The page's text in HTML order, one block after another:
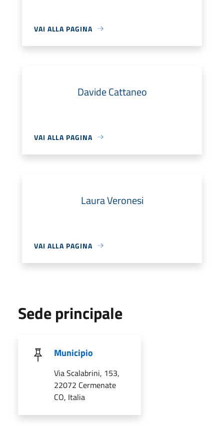
VAI ALLA PAGINA
Davide Cattaneo
VAI ALLA PAGINA
Laura Veronesi
VAI ALLA PAGINA
Sede principale
Municipio
Via Scalabrini, 153,
22072 Cermenate
CO, Italia